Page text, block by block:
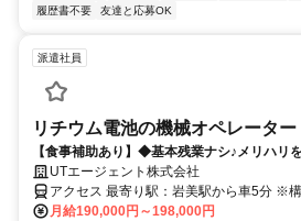
履歴書不要
友達と応募OK
派遣社員
リチウム電池の機械オペレーター
【食事補助あり】◆基本残業ナシ♪メリハリ
の土日祝休み、プライベートも充実させら
通いやすい職場です ◆頑張り次第で直接雇
UTエージェント株式会社
アクセス 最寄り駅：岩美駅から車5分 ※
OK ※バイク通勤不可
月給190,000円～198,000円